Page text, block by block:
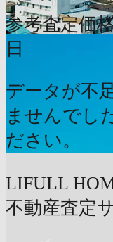
参考査定価
日
データが不
ませんでし
ださい。
LIFULL
不動産査定